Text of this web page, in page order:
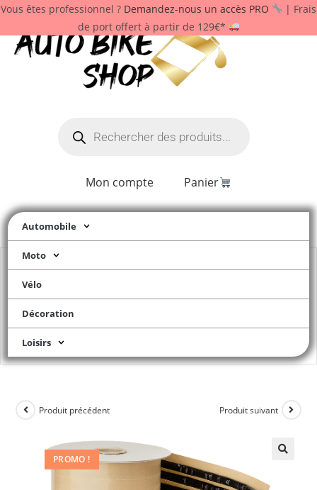
Vous êtes professionnel ? Demandez-nous un accès PRO
| Frais
de port offert à partir de 129€*
Mon compte Panier
Automobile
Moto
Vélo
Décoration
Loisirs
PROMO !
Produit précédent Produit suivant